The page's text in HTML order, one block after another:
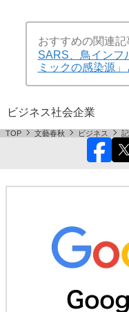
おすすめの関連記
SARS、鳥イン
ミックの感染源
ビジネス社会企業
TOP 文藝春秋 ビジネス